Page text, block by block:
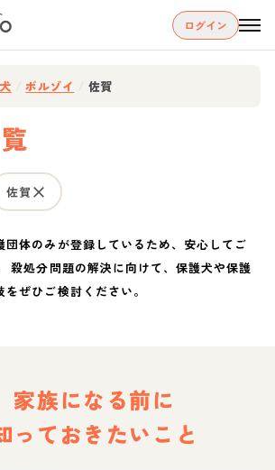
ログイン
犬 ボルゾイ 佐賀
佐賀
団体のみが登録しているため、安心してご
殺処分問題の解決に向けて、保護犬や保護
ぜひご検討ください。
家族になる前に
っておきたいこと